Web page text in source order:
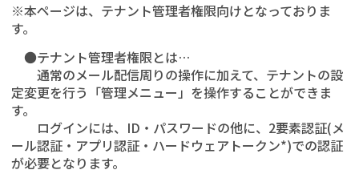
※本ページは、テナント管理者権限向けとなっておりま
す。
●テナント管理者権限とは…
通常のメール配信周りの操作に加えて、テナントの設
定変更を行う「管理メニュー」を操作することができま
す。
ログインには、ID・パスワードの他に、2要素認証(メ
ール認証・アプリ認証・ハードウェアトークン*)での認証
が必要となります。